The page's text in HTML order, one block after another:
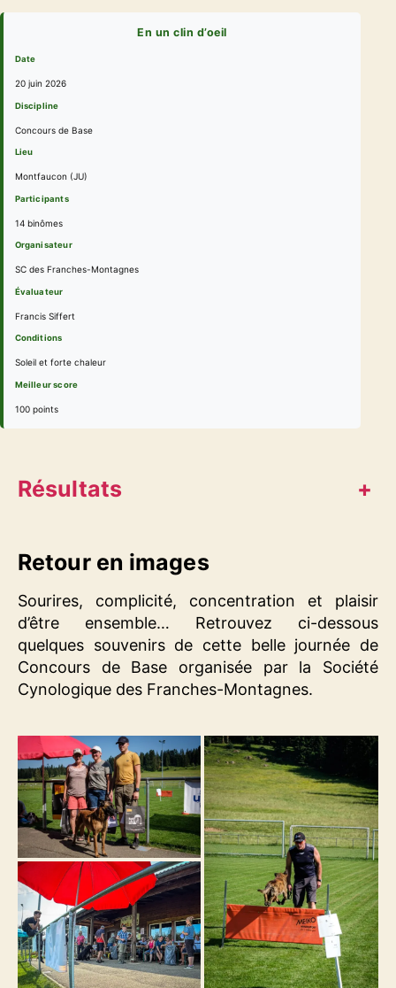
En un clin d’oeil
Date
20 juin 2026
Discipline
Concours de Base
Lieu
Montfaucon (JU)
Participants
14 binômes
Organisateur
SC des Franches-Montagnes
Évaluateur
Francis Siffert
Conditions
Soleil et forte chaleur
Meilleur score
100 points
Résultats +
Retour en images
Sourires, complicité, concentration et plaisir
d’être ensemble… Retrouvez ci-dessous
quelques souvenirs de cette belle journée de
Concours de Base organisée par la Société
Cynologique des Franches-Montagnes.